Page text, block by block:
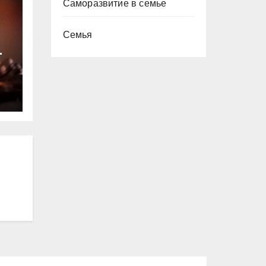
Саморазвитие в семье
Семья